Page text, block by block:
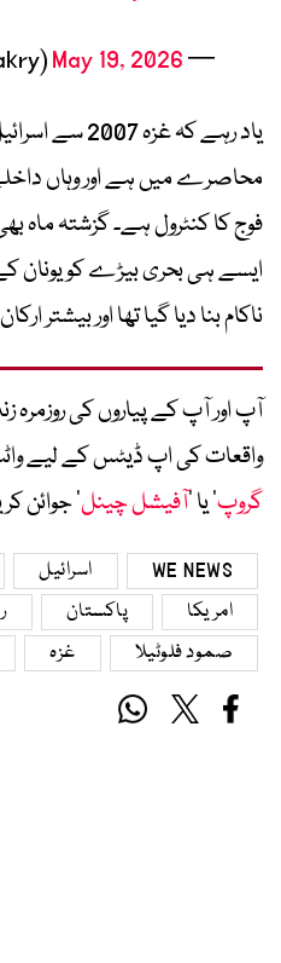
— Ali Bakry (@_AliBakry)
May 19, 2026
یاد رہے کہ
محاصرے میں ہے اور وہاں
فوج کا کنٹرول ہے۔ گزشتہ ماہ
ایسے ہی بحری بیڑے کو یونان
ناکام بنا دیا گیا تھا اور بیشتر
آپ اور آپ کے پیاروں کی روزمرہ
واقعات کی اپ ڈیٹس کے لیے
گروپ‘ یا ’آفیشل چینل‘ جوائن
WE NEWS اسرائیل
امریکا
پاکستان
صمود فلوٹیلا
غزہ